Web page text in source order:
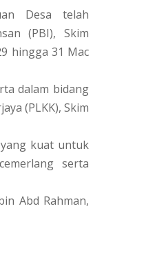
Desa telah
(PBI), Skim
hingga 31 Mac
dalam bidang
(PLKK), Skim
kuat untuk
serta
Abd Rahman,